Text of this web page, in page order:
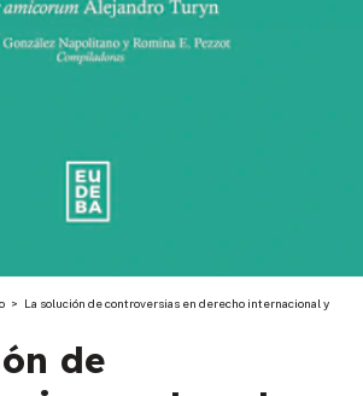
> La solución de controversias en derecho internacional y
de